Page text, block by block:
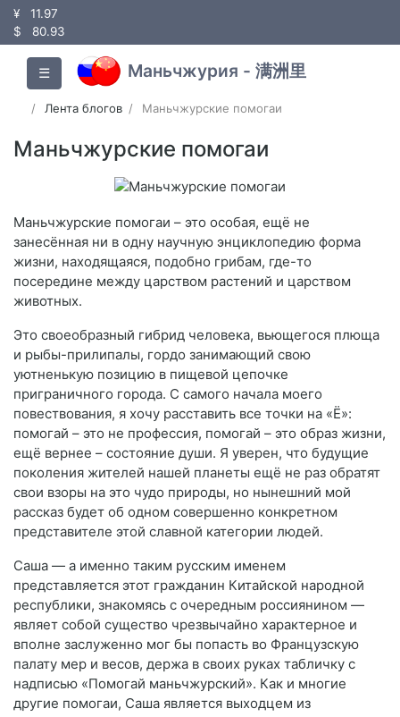
¥
11.97
$
80.93
☰ Маньчжурия - 满洲里
Лента блогов Маньчжурские помогаи
Маньчжурские помогаи
Маньчжурские помогаи – это особая, ещё не
занесённая ни в одну научную энциклопедию форма
жизни, находящаяся, подобно грибам, где-то
посередине между царством растений и царством
животных.
Это своеобразный гибрид человека, вьющегося плюща
и рыбы-прилипалы, гордо занимающий свою
уютненькую позицию в пищевой цепочке
приграничного города. С самого начала моего
повествования, я хочу расставить все точки на «Ё»:
помогай – это не профессия, помогай – это образ жизни,
ещё вернее – состояние души. Я уверен, что будущие
поколения жителей нашей планеты ещё не раз обратят
свои взоры на это чудо природы, но нынешний мой
рассказ будет об одном совершенно конкретном
представителе этой славной категории людей.
Саша — а именно таким русским именем
представляется этот гражданин Китайской народной
республики, знакомясь с очередным россиянином —
являет собой существо чрезвычайно характерное и
вполне заслуженно мог бы попасть во Французскую
палату мер и весов, держа в своих руках табличку с
надписью «Помогай маньчжурский». Как и многие
другие помогаи, Саша является выходцем из